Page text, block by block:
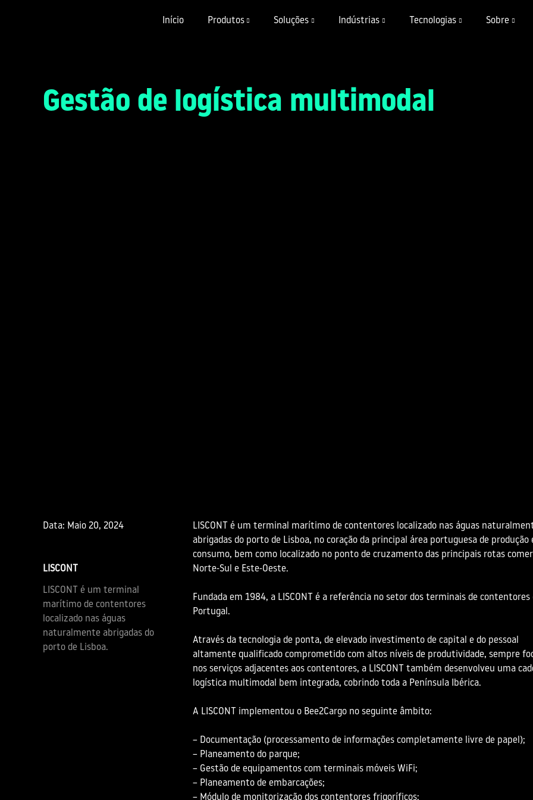
Início Produtos Soluções Indústrias Tecnologias Sobre
Gestão de logística multimodal
Data: Maio 20, 2024
LISCONT
LISCONT é um terminal
marítimo de contentores
localizado nas águas
naturalmente abrigadas do
porto de Lisboa.
LISCONT é um terminal marítimo de contentores localizado nas águas
abrigadas do porto de Lisboa, no coração da principal área portuguesa de produção
consumo, bem como localizado no ponto de cruzamento das principais rotas
Norte-Sul e Este-Oeste.
Fundada em 1984, a LISCONT é a referência no setor dos terminais de contentores
Portugal.
Através da tecnologia de ponta, de elevado investimento de capital e do pessoal
altamente qualificado comprometido com altos níveis de produtividade, sempre
nos serviços adjacentes aos contentores, a LISCONT também desenvolveu uma
logística multimodal bem integrada, cobrindo toda a Península Ibérica.
A LISCONT implementou o Bee2Cargo no seguinte âmbito:
– Documentação (processamento de informações completamente livre de papel);
– Planeamento do parque;
– Gestão de equipamentos com terminais móveis WiFi;
– Planeamento de embarcações;
– Módulo de monitorização dos contentores frigoríficos;
Sobre nós
Carreiras
Casos de Sucesso
Contactos
Intelligent Enterprise
Consultoria e Suporte
Inovação e Desenvolvimento